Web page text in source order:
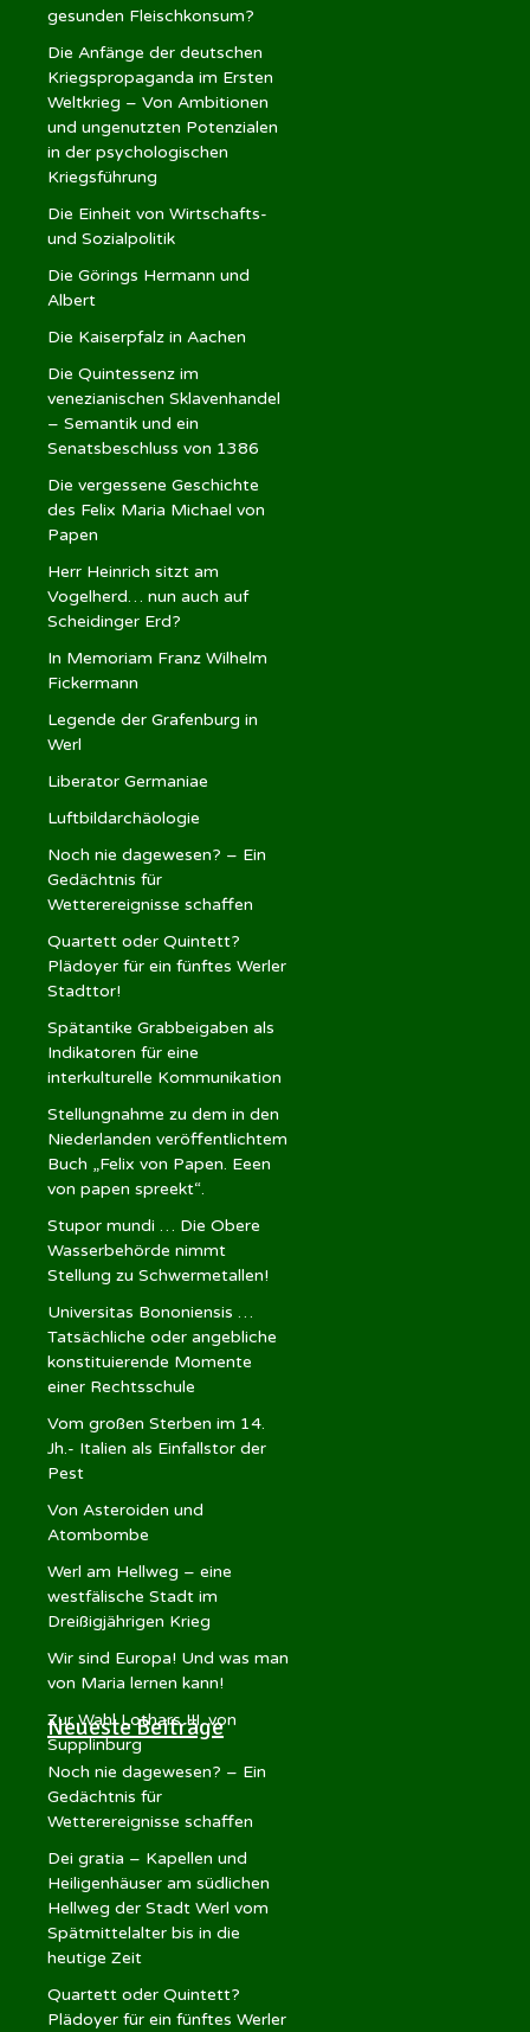
gesunden Fleischkonsum?
Die Anfänge der deutschen
Kriegspropaganda im Ersten
Weltkrieg – Von Ambitionen
und ungenutzten Potenzialen
in der psychologischen
Kriegsführung
Die Einheit von Wirtschafts-
und Sozialpolitik
Die Görings Hermann und
Albert
Die Kaiserpfalz in Aachen
Die Quintessenz im
venezianischen Sklavenhandel
– Semantik und ein
Senatsbeschluss von 1386
Die vergessene Geschichte
des Felix Maria Michael von
Papen
Herr Heinrich sitzt am
Vogelherd… nun auch auf
Scheidinger Erd?
In Memoriam Franz Wilhelm
Fickermann
Legende der Grafenburg in
Werl
Liberator Germaniae
Luftbildarchäologie
Noch nie dagewesen? – Ein
Gedächtnis für
Wetterereignisse schaffen
Quartett oder Quintett?
Plädoyer für ein fünftes Werler
Stadttor!
Spätantike Grabbeigaben als
Indikatoren für eine
interkulturelle Kommunikation
Stellungnahme zu dem in den
Niederlanden veröffentlichtem
Buch „Felix von Papen. Eeen
von papen spreekt“.
Stupor mundi … Die Obere
Wasserbehörde nimmt
Stellung zu Schwermetallen!
Universitas Bononiensis …
Tatsächliche oder angebliche
konstituierende Momente
einer Rechtsschule
Vom großen Sterben im 14.
Jh.- Italien als Einfallstor der
Pest
Von Asteroiden und
Atombombe
Werl am Hellweg – eine
westfälische Stadt im
Dreißigjährigen Krieg
Wir sind Europa! Und was man
von Maria lernen kann!
Zur Wahl Lothars III. von
Supplinburg
Neueste Beiträge
Noch nie dagewesen? – Ein
Gedächtnis für
Wetterereignisse schaffen
Dei gratia – Kapellen und
Heiligenhäuser am südlichen
Hellweg der Stadt Werl vom
Spätmittelalter bis in die
heutige Zeit
Quartett oder Quintett?
Plädoyer für ein fünftes Werler